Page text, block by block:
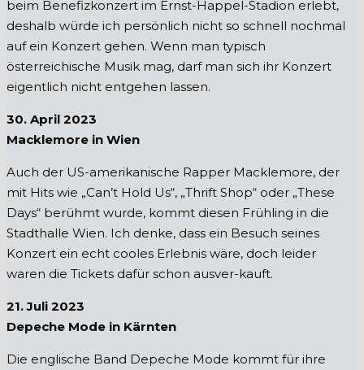
beim Benefizkonzert im Ernst-Happel-Stadion erlebt,
deshalb würde ich persönlich nicht so schnell nochmal
auf ein Konzert gehen. Wenn man typisch
österreichische Musik mag, darf man sich ihr Konzert
eigentlich nicht entgehen lassen.
30. April 2023
Macklemore in Wien
Auch der US-amerikanische Rapper Macklemore, der
mit Hits wie „Can’t Hold Us“, „Thrift Shop“ oder „These
Days“ berühmt wurde, kommt diesen Frühling in die
Stadthalle Wien. Ich denke, dass ein Besuch seines
Konzert ein echt cooles Erlebnis wäre, doch leider
waren die Tickets dafür schon ausver-kauft.
21. Juli 2023
Depeche Mode in Kärnten
Die englische Band Depeche Mode kommt für ihre